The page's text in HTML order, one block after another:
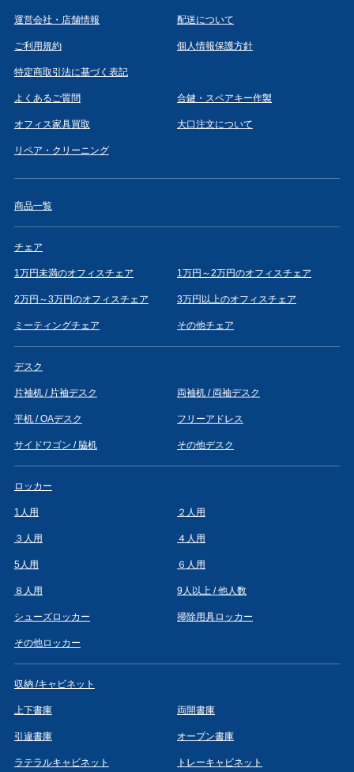
運営会社・店舗情報 配送について
ご利用規約 個人情報保護方針
特定商取引法に基づく表記
よくあるご質問 合鍵・スペアキー作製
オフィス家具買取 大口注文について
リペア・クリーニング
商品一覧
チェア
1万円未満のオフィスチェア 1万円～2万円のオフィスチェア
2万円～3万円のオフィスチェア 3万円以上のオフィスチェア
ミーティングチェア その他チェア
デスク
片袖机 / 片袖デスク 両袖机 / 両袖デスク
平机 / OAデスク フリーアドレス
サイドワゴン / 脇机 その他デスク
ロッカー
1人用 ２人用
３人用 ４人用
5人用 ６人用
８人用 9人以上 / 他人数
シューズロッカー 掃除用具ロッカー
その他ロッカー
収納 /キャビネット
上下書庫 両開書庫
引違書庫 オープン書庫
ラテラルキャビネット トレーキャビネット